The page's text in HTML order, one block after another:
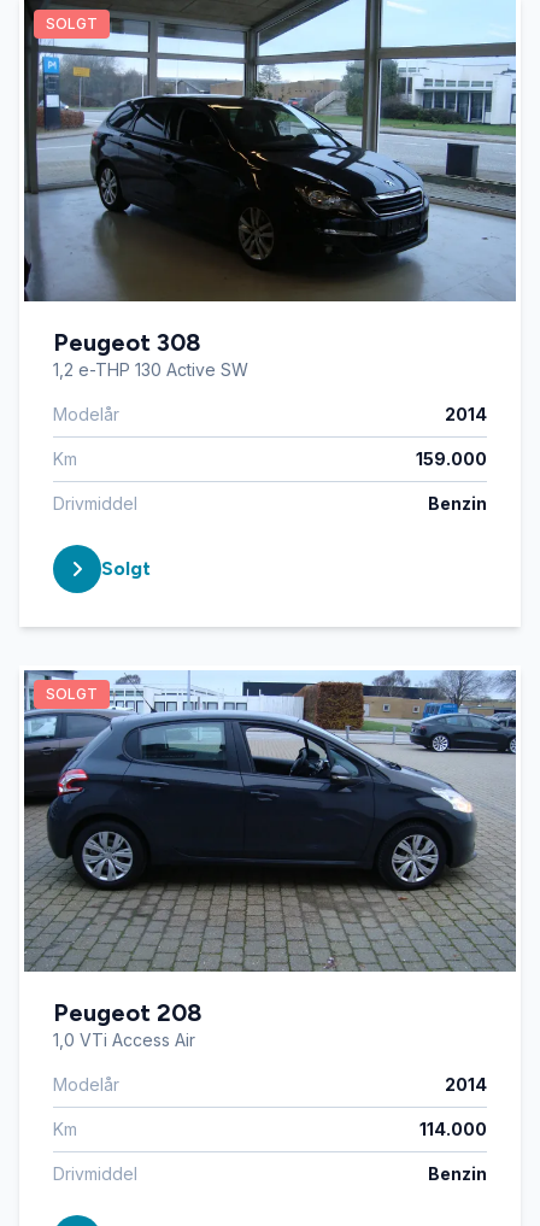
SOLGT
Peugeot 308
1,2 e-THP 130 Active SW
Modelår 2014
Km 159.000
Drivmiddel Benzin
Solgt
SOLGT
Peugeot 208
1,0 VTi Access Air
Modelår 2014
Km 114.000
Drivmiddel Benzin